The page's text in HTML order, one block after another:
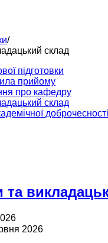
/
склад
підготовки
прийому
про кафедру
склад
доброчесності
2026